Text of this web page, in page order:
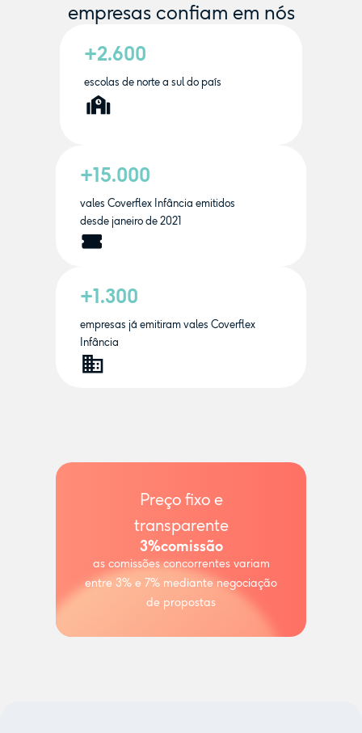
empresas confiam em nós
+2.600
escolas de norte a sul do país
+15.000
vales Coverflex Infância emitidos
desde janeiro de 2021
+1.300
empresas já emitiram vales Coverflex
Infância
Preço fixo e
transparente
3%comissão
as comissões concorrentes variam
entre 3% e 7% mediante negociação
de propostas